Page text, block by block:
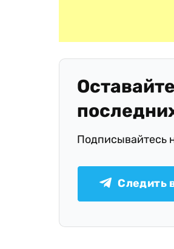
Подписывайтесь
Следить